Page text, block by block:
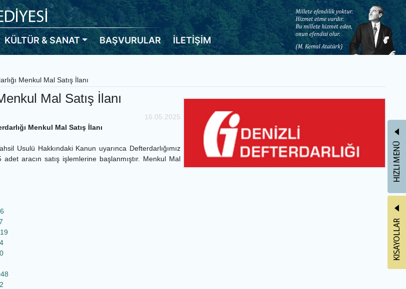
KÜLTÜR & SANAT BAŞVURULAR İLETİŞİM
Menkul Mal Satış İlanı
Mal Satış İlanı
16.05.2025
Menkul Mal Satış İlanı
Usulü Hakkındaki Kanun uyarınca Defterdarlığımız
aracın satış işlemlerine başlanmıştır. Menkul Mal